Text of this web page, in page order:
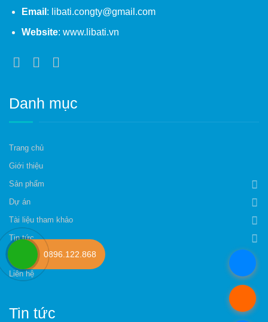
Email : libati.congty@gmail.com
Website: www.libati.vn
Danh mục
Trang chủ
Giới thiệu
Sản phẩm
Dự án
Tài liệu tham khảo
Tin tức
Tuyển Dụng – Đại Lý
Liên hệ
Tin tức
0896.122.868